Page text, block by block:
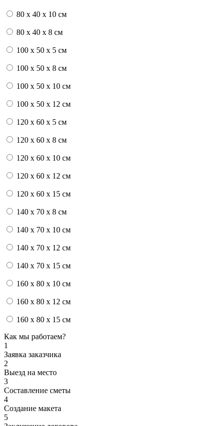
80 x 40 x 10 см
80 x 40 x 8 см
100 x 50 x 5 см
100 х 50 х 8 см
100 x 50 x 10 см
100 x 50 x 12 см
120 x 60 x 5 см
120 x 60 x 8 см
120 x 60 x 10 см
120 x 60 x 12 см
120 x 60 x 15 см
140 x 70 x 8 см
140 x 70 x 10 см
140 x 70 x 12 см
140 x 70 x 15 см
160 x 80 x 10 см
160 x 80 x 12 см
160 x 80 x 15 см
Как мы работаем?
1
Заявка заказчика
2
Выезд на место
3
Составление сметы
4
Создание макета
5